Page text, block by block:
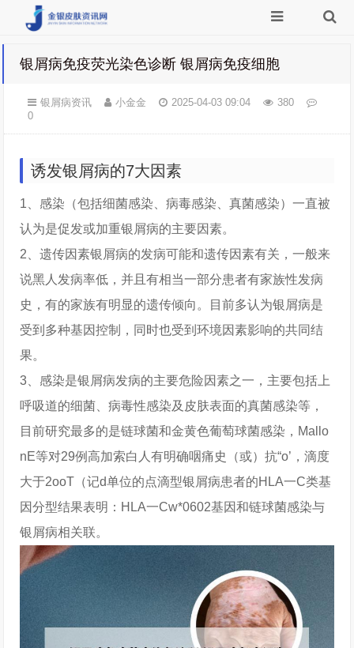
银屑病免疫荧光染色诊断 银屑病免疫细胞
银屑病资讯 小金金 2025-04-03 09:04
380
0
诱发银屑病的7大因素
1、感染（包括细菌感染、病毒感染、真菌感染）一直被
认为是促发或加重银屑病的主要因素。
2、遗传因素银屑病的发病可能和遗传因素有关，一般来
说黑人发病率低，并且有相当一部分患者有家族性发病
史，有的家族有明显的遗传倾向。目前多认为银屑病是
受到多种基因控制，同时也受到环境因素影响的共同结
果。
3、感染是银屑病发病的主要危险因素之一，主要包括上
呼吸道的细菌、病毒性感染及皮肤表面的真菌感染等，
目前研究最多的是链球菌和金黄色葡萄球菌感染，Mallo
nE等对29例高加索白人有明确咽痛史（或）抗“o’，滴度
大于2ooT（记d单位的点滴型银屑病患者的HLA一C类基
因分型结果表明：HLA一Cw*0602基因和链球菌感染与
银屑病相关联。